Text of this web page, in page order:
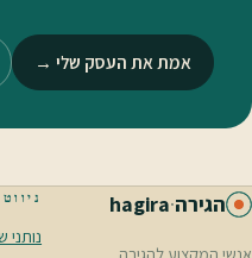
אמת את העסק שלי →
הגירה·
hagira ניווט
נותני